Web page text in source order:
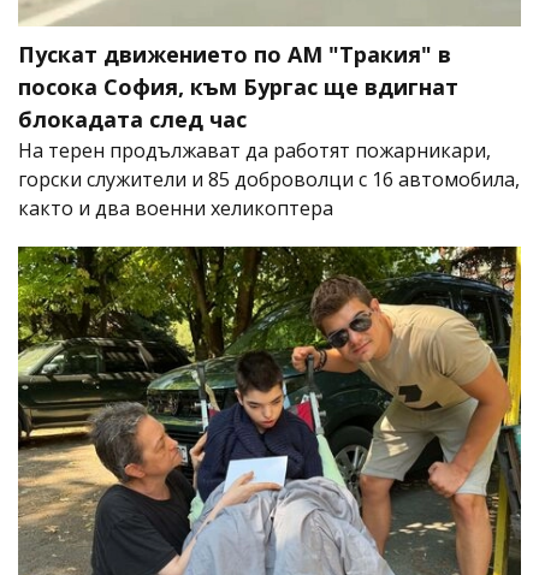
Пускат движението по АМ "Тракия" в
посока София, към Бургас ще вдигнат
блокадата след час
На терен продължават да работят пожарникари,
горски служители и 85 доброволци с 16 автомобила,
както и два военни хеликоптера